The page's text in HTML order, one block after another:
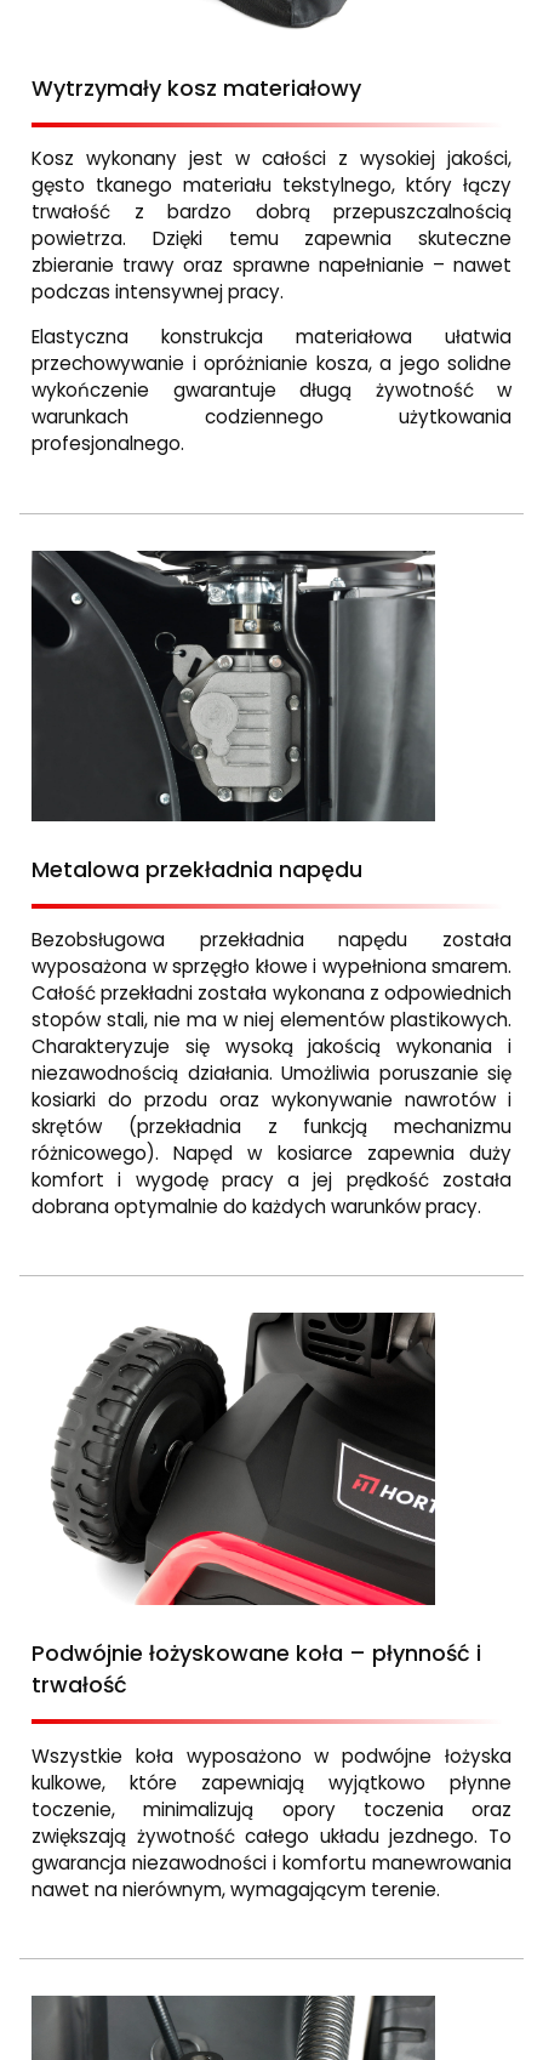
Wytrzymały kosz materiałowy
Kosz wykonany jest w całości z wysokiej jakości,
gęsto tkanego materiału tekstylnego, który łączy
trwałość z bardzo dobrą przepuszczalnością
powietrza. Dzięki temu zapewnia skuteczne
zbieranie trawy oraz sprawne napełnianie – nawet
podczas intensywnej pracy.
Elastyczna konstrukcja materiałowa ułatwia
przechowywanie i opróżnianie kosza, a jego solidne
wykończenie gwarantuje długą żywotność w
warunkach codziennego użytkowania
profesjonalnego.
Metalowa przekładnia napędu
Bezobsługowa przekładnia napędu została
wyposażona w sprzęgło kłowe i wypełniona smarem.
Całość przekładni została wykonana z odpowiednich
stopów stali, nie ma w niej elementów plastikowych.
Charakteryzuje się wysoką jakością wykonania i
niezawodnością działania. Umożliwia poruszanie się
kosiarki do przodu oraz wykonywanie nawrotów i
skrętów (przekładnia z funkcją mechanizmu
różnicowego). Napęd w kosiarce zapewnia duży
komfort i wygodę pracy a jej prędkość została
dobrana optymalnie do każdych warunków pracy.
Podwójnie łożyskowane koła – płynność i
trwałość
Wszystkie koła wyposażono w podwójne łożyska
kulkowe, które zapewniają wyjątkowo płynne
toczenie, minimalizują opory toczenia oraz
zwiększają żywotność całego układu jezdnego. To
gwarancja niezawodności i komfortu manewrowania
nawet na nierównym, wymagającym terenie.